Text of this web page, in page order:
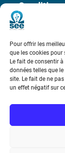
Pour offrir les
que les cookies
Le fait de consentir
données telles que
site. Le fait de ne
un effet négatif sur
Contact